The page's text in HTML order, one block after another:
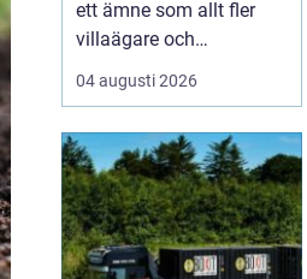
ett ämne som allt fler
villaägare och
bostadsrättsföreningar
intresserar sig för när
och klimatfrågan blir
mer påtaglig. I nacka
finns många hus med
olika förutsättningar,
från äldre villor med
04 augusti 2026